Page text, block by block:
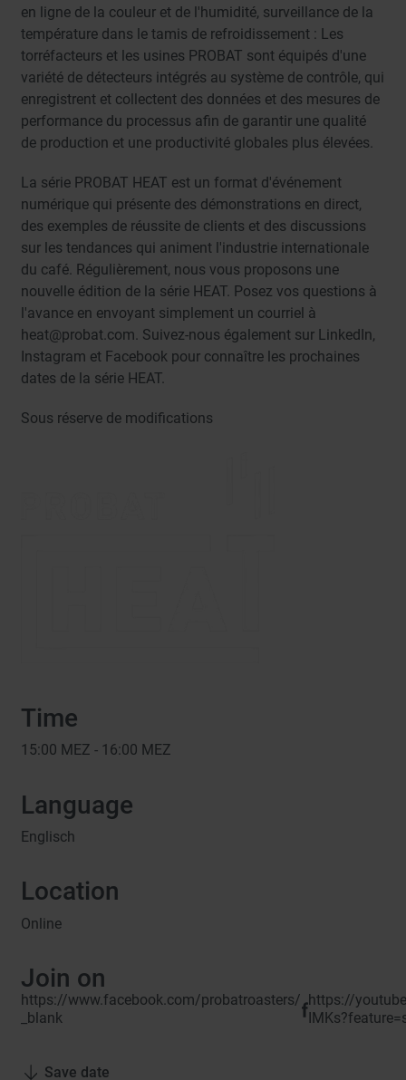
en ligne de la couleur et de l'humidité, surveillance de la
température dans le tamis de refroidissement : Les
torréfacteurs et les usines PROBAT sont équipés d'une
variété de détecteurs intégrés au système de contrôle, qui
enregistrent et collectent des données et des mesures de
performance du processus afin de garantir une qualité
de production et une productivité globales plus élevées.
La série PROBAT HEAT est un format d'événement
numérique qui présente des démonstrations en direct,
des exemples de réussite de clients et des discussions
sur les tendances qui animent l'industrie internationale
du café. Régulièrement, nous vous proposons une
nouvelle édition de la série HEAT. Posez vos questions à
l'avance en envoyant simplement un courriel à
heat@probat.com. Suivez-nous également sur LinkedIn,
Instagram et Facebook pour connaître les prochaines
dates de la série HEAT.
Sous réserve de modifications
Time
15:00 MEZ - 16:00 MEZ
Language
Englisch
Location
Online
Join on
https://www.facebook.com/probatroasters/
_blank
https://
Save date